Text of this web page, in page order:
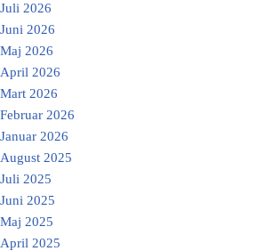
Juli 2026
Juni 2026
Maj 2026
April 2026
Mart 2026
Februar 2026
Januar 2026
August 2025
Juli 2025
Juni 2025
Maj 2025
April 2025